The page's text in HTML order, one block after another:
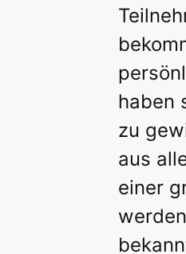
haben
zu
aus
einer